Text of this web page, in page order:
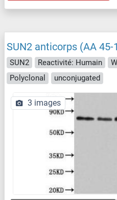
SUN2 anticorps (AA 45-
SUN2 Reactivité: Humain
Polyclonal
unconjugated
3 images